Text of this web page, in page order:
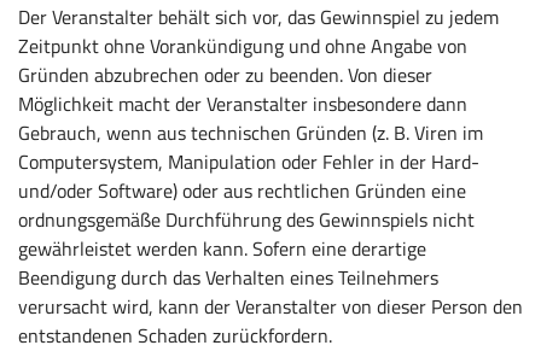
Der Veranstalter behält sich vor, das Gewinnspiel zu jedem
Zeitpunkt ohne Vorankündigung und ohne Angabe von
Gründen abzubrechen oder zu beenden. Von dieser
Möglichkeit macht der Veranstalter insbesondere dann
Gebrauch, wenn aus technischen Gründen (z. B. Viren im
Computersystem, Manipulation oder Fehler in der Hard-
und/oder Software) oder aus rechtlichen Gründen eine
ordnungsgemäße Durchführung des Gewinnspiels nicht
gewährleistet werden kann. Sofern eine derartige
Beendigung durch das Verhalten eines Teilnehmers
verursacht wird, kann der Veranstalter von dieser Person den
entstandenen Schaden zurückfordern.